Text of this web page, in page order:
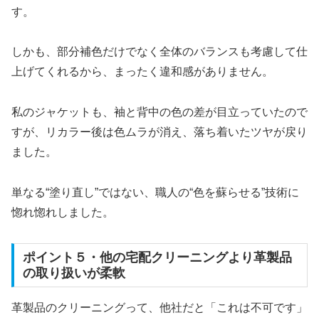
す。
しかも、部分補色だけでなく全体のバランスも考慮して仕
上げてくれるから、まったく違和感がありません。
私のジャケットも、袖と背中の色の差が目立っていたので
すが、リカラー後は色ムラが消え、落ち着いたツヤが戻り
ました。
単なる“塗り直し”ではない、職人の“色を蘇らせる”技術に
惚れ惚れしました。
ポイント５・他の宅配クリーニングより革製品
の取り扱いが柔軟
革製品のクリーニングって、他社だと「これは不可です」